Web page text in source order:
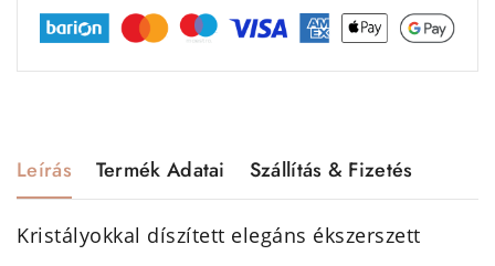
Leírás Termék Adatai Szállítás & Fizetés
Kristályokkal díszített elegáns ékszerszett